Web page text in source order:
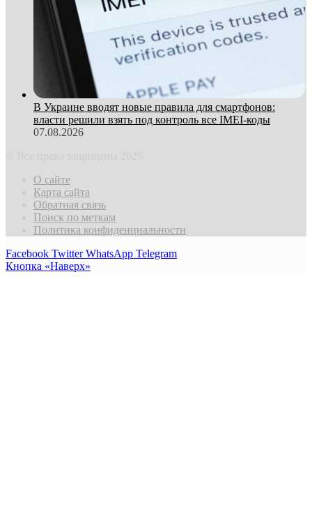
В Украине вводят новые правила для смартфонов:
власти решили взять под контроль все IMEI-коды
07.08.2026
О сайте
Карта сайта
Обратная связь
Поиск по меткам
Политика конфиденциальности
Facebook Twitter WhatsApp Telegram
Кнопка «Наверх»